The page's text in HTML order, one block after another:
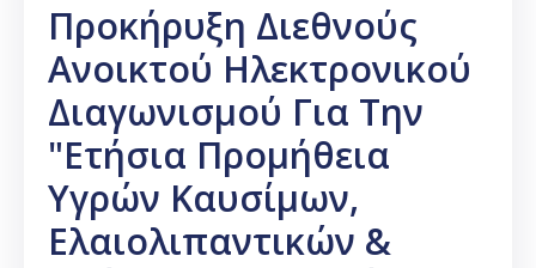
Προκήρυξη Διεθνούς
Ανοικτού Ηλεκτρονικού
Διαγωνισμού Για Την
"Ετήσια Προμήθεια
Υγρών Καυσίμων,
Ελαιολιπαντικών &